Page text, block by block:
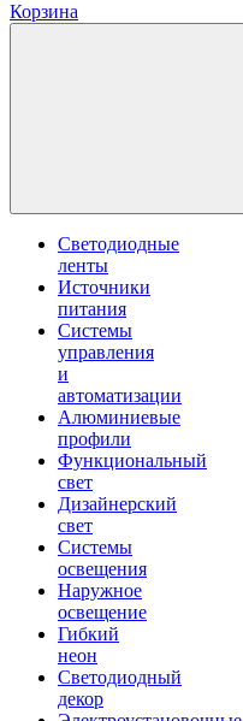
Корзина
Светодиодные
ленты
Источники
питания
Системы
управления
и
автоматизации
Алюминиевые
профили
Функциональный
свет
Дизайнерский
свет
Системы
освещения
Наружное
освещение
Гибкий
неон
Светодиодный
декор